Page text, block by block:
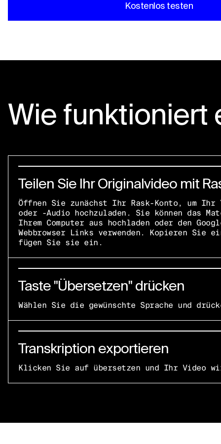
Kostenlos testen
Wie funktioniert
Teilen Sie Ihr Originalvideo mit
Öffnen Sie zunächst Ihr Rask-Konto, um Ihr
oder -Audio hochzuladen. Sie können das
Ihrem Computer aus hochladen oder den
Webbrowser Links verwenden. Kopieren Sie
fügen Sie sie ein.
Taste "Übersetzen" drücken
Wählen Sie die gewünschte Sprache und
Transkription exportieren
Klicken Sie auf übersetzen und Ihr Video